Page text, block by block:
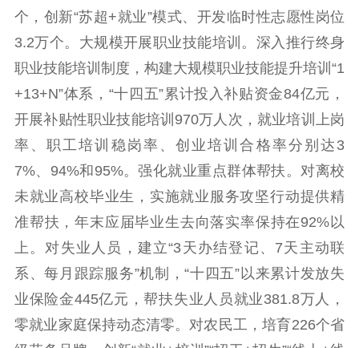
电影创作 电影市场
机关党建
党建要闻 学习在线
文化人才
紫金人才 职称评审
数据资源
公共服务
新时代公民素养
提升资源库
新闻出版
政务服务
作品著作权
登记服务
科研创新
服务管理平台
智库服务
管理平台
文艺创作
服务管理
个，创新“苏超+就业”模式、开发临时性志愿性岗位
3.2万个。大规模开展职业技能培训。深入推行终身
职业技能培训制度，构建大规模职业技能提升培训“1
+13+N”体系，“十四五”累计投入补贴资金84亿元，
开展补贴性职业技能培训970万人次，就业培训上岗
率、职工培训稳岗率、创业培训合格率分别达3
7%、94%和95%。强化就业重点群体帮扶。对离校
未就业高校毕业生，实施就业服务攻坚行动提供精
准帮扶，年末应届毕业生去向落实率保持在92%以
上。对失业人员，建立“3天办结登记、7天主动联
系、每月跟踪服务”机制，“十四五”以来累计发放失
业保险金445亿元，帮扶失业人员就业381.8万人，
零就业家庭保持动态清零。对农民工，培育226个省